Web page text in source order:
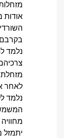
אודות
בקרבם
נלמד
מזחלת
לאחר
נלמד
יתמזל